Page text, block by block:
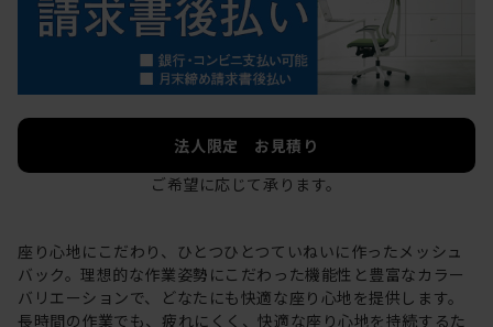
法人限定 お見積り
ご希望に応じて承ります。
座り心地にこだわり、ひとつひとつていねいに作ったメッシュ
バック。理想的な作業姿勢にこだわった機能性と豊富なカラー
バリエーションで、どなたにも快適な座り心地を提供します。
長時間の作業でも、疲れにくく、快適な座り心地を持続するた